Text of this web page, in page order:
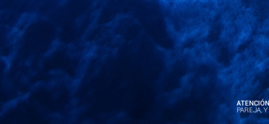
PAREJA,